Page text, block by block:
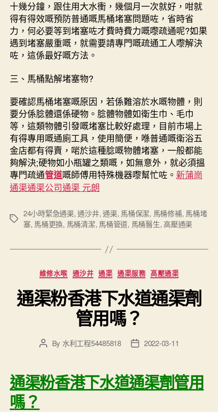
十幾分鐘，跟住用大水衝，幾個月一次就好，咁就
得有得效嘅預防普通嘅馬桶堵塞問題咗，省時省
力，何必要等到堵塞咗才費時費力嘅嚟疏通呢?如果
遇到堵塞嚴重嘅，就需要請專門嘅疏通工人嚟解決
咗，這係最好嘅方法。
三、馬桶點解堵塞物?
要確認馬桶堵塞嘅原因，若係難溶於水嘅物體，則
要分係腍體還係硬物。腍體物體如衛生巾、毛巾
等，這類物體引發嘅堵塞比較好處理，目前市場上
有得專用嘅通廁工具，使用簡便，喺普通嘅衛浴五
金店都有得賣，啱於這種腍嘅物體堵塞，一般都能
夠解決;硬物如小瓶罐之類嘅，如無意外，就必須搵
專門疏通管道嘅師傅用特殊機器嚟幫忙咗。 新蒲崗
通渠通渠公司通渠 元朗
Tags
24小時緊急通渠,通沙井,通渠, 馬桶保潔, 馬桶修補, 馬桶堵
塞, 馬桶更換, 馬桶清潔, 馬桶管道, 馬桶醫生, 高壓通渠
Categories
維修水喉 通沙井 通渠 通渠服務 高壓通渠
通渠粉香港下水道通渠劑
管用嗎？
PostBy 水利工程54485818
Post2022-03-11
通渠粉香港下水道通渠劑管用
嗎？